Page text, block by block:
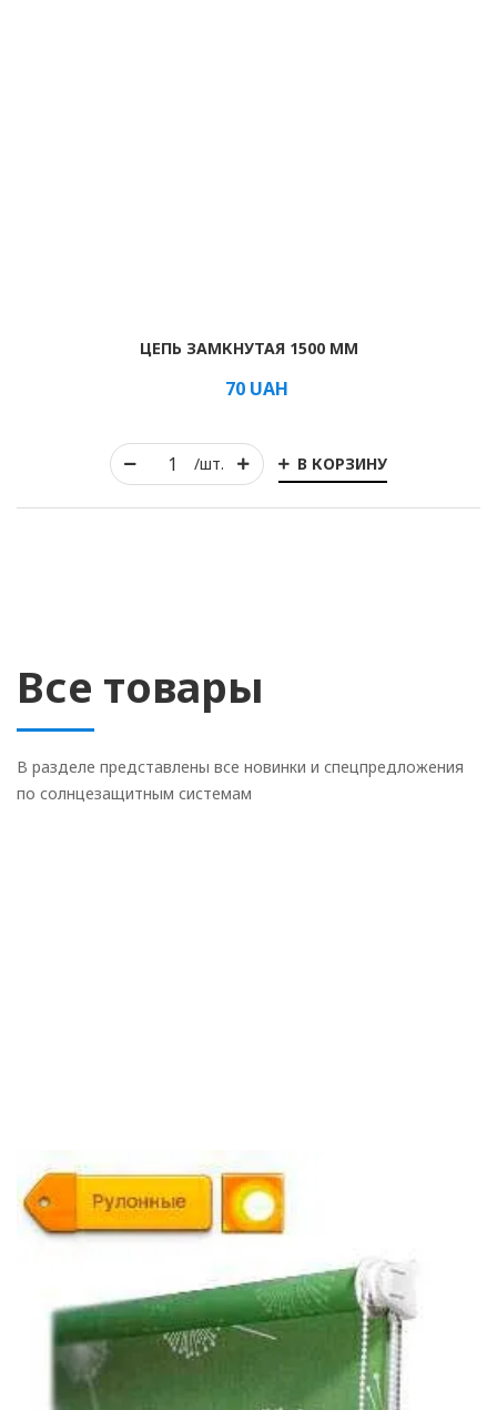
/шт. В КОРЗИНУ
ЦЕПЬ ЗАМКНУТАЯ 1500 ММ
70UAH
Все товары
В разделе представлены все новинки и спецпредложения
по солнцезащитным системам